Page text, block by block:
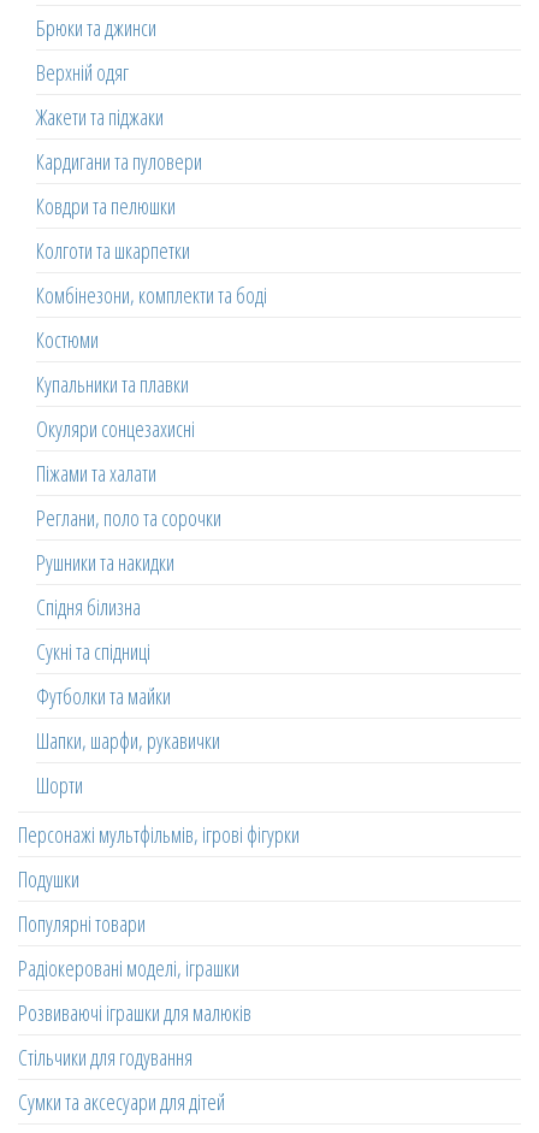
Брюки та джинси
Верхній одяг
Жакети та піджаки
Кардигани та пуловери
Ковдри та пелюшки
Колготи та шкарпетки
Комбінезони, комплекти та боді
Костюми
Купальники та плавки
Окуляри сонцезахисні
Піжами та халати
Реглани, поло та сорочки
Рушники та накидки
Спідня білизна
Сукні та спідниці
Футболки та майки
Шапки, шарфи, рукавички
Шорти
Персонажі мультфільмів, ігрові фігурки
Подушки
Популярні товари
Радіокеровані моделі, іграшки
Розвиваючі іграшки для малюків
Стільчики для годування
Сумки та аксесуари для дітей